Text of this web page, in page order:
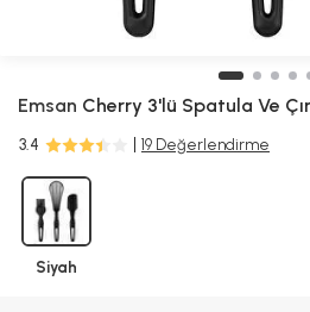
Emsan Cherry 3'lü Spatula Ve
3.4 19 Değerlendirme
Siyah